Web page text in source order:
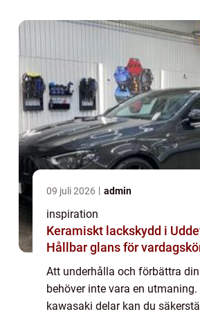
09 juli 2026 admin
inspiration
Keramiskt lackskydd i
Hållbar glans för
Att underhålla och förbättra
behöver inte vara en
kawasaki delar kan du